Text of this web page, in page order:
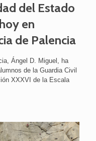
del Estado
en
de Palencia
Ángel D. Miguel, ha
de la Guardia Civil
XXXVI de la Escala